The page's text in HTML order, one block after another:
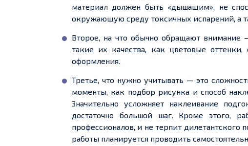
материал должен быть «дышащим», не
окружающую среду токсичных испарений, а
Второе, на что обычно обращают внимание
такие их качества, как цветовые
оформления.
Третье, что нужно учитывать — это
моменты, как подбор рисунка и способ
Значительно усложняет наклеивание
достаточно большой шаг. Кроме этого,
профессионалов, и не терпит дилетантского
работы планируется проводить